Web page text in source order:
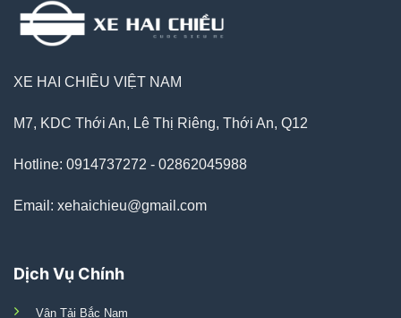
XE HAI CHIỀU VIỆT NAM
M7, KDC Thới An, Lê Thị Riêng, Thới An, Q12
Hotline: 0914737272 - 02862045988
Email: xehaichieu@gmail.com
Dịch Vụ Chính
Vận Tải Bắc Nam